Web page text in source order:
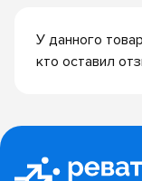
У данного
кто оставил